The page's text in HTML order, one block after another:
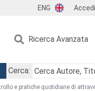
ENG Accedi
Ricerca Avanzata
Cerca:
e pratiche quotidiane di